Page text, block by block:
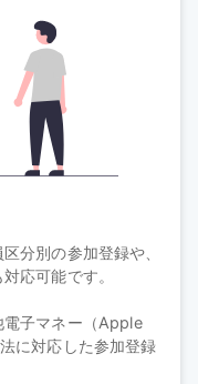
分別の参加登録や、
応可能です。
電子マネー（Apple
に対応した参加登録